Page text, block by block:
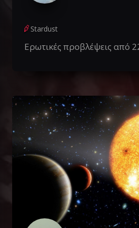
Stardust
Ερωτικές προβλέψεις από